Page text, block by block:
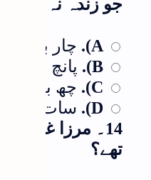
جو زندہ نہ رہ
A).
چار بچے
B).
پانچ بچے
C).
چھ بچے
D).
سات بچے
14۔ مرزا غالب
تھے؟